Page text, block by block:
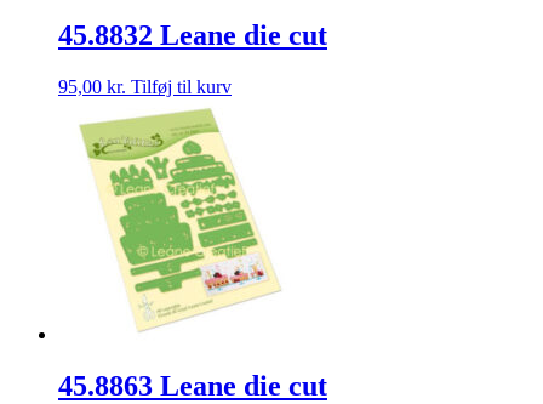
45.8832 Leane die cut
95,00 kr. Tilføj til kurv
45.8863 Leane die cut